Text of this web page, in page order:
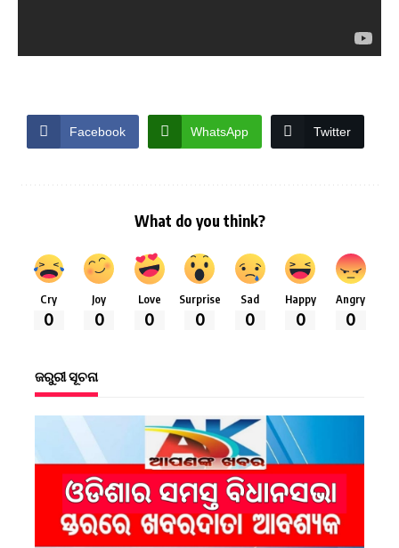
Facebook WhatsApp Twitter
What do you think?
Cry
0
Joy
0
Love
0
Surprise
0
Sad
0
Happy
0
Angry
0
ଜରୁରୀ ସୂଚନା